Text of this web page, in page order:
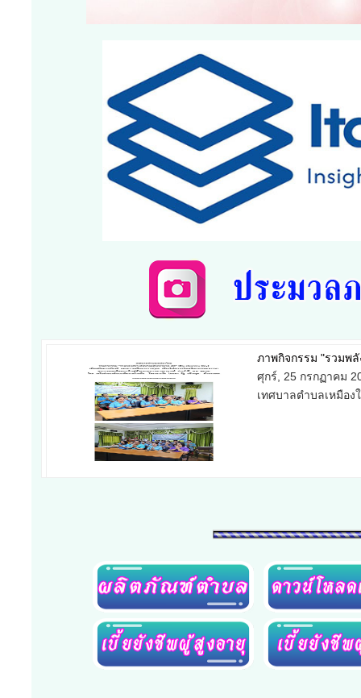
รายงานผลการดำเ
ศุกร์, 25 กรกฏาคม
เทศบาลตำบลเหมือง